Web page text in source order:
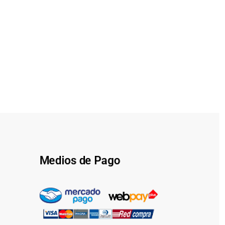
Medios de Pago